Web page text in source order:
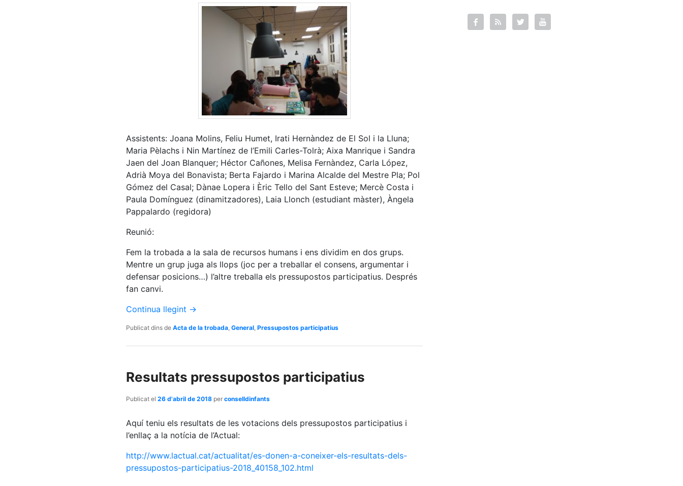
Assistents: Joana Molins, Feliu Humet, Irati Hernàndez de El Sol i la Lluna;
Maria Pèlachs i Nin Martínez de l’Emili Carles-Tolrà; Aixa Manrique i Sandra
Jaen del Joan Blanquer; Héctor Cañones, Melisa Fernàndez, Carla López,
Adrià Moya del Bonavista; Berta Fajardo i Marina Alcalde del Mestre Pla; Pol
Gómez del Casal; Dànae Lopera i Èric Tello del Sant Esteve; Mercè Costa i
Paula Domínguez (dinamitzadores), Laia Llonch (estudiant màster), Àngela
Pappalardo (regidora)
Reunió:
Fem la trobada a la sala de recursos humans i ens dividim en dos grups.
Mentre un grup juga als llops (joc per a treballar el consens, argumentar i
defensar posicions…) l’altre treballa els pressupostos participatius. Després
fan canvi.
Continua llegint →
Publicat dins de Acta de la trobada General Pressupostos participatius
Resultats pressupostos participatius
Publicat el 26 d'abril de 2018 per conselldinfants
Aquí teniu els resultats de les votacions dels pressupostos participatius i
l’enllaç a la notícia de l’Actual:
http://www.lactual.cat/actualitat/es-donen-a-coneixer-els-resultats-dels-
pressupostos-participatius-2018_40158_102.html
   